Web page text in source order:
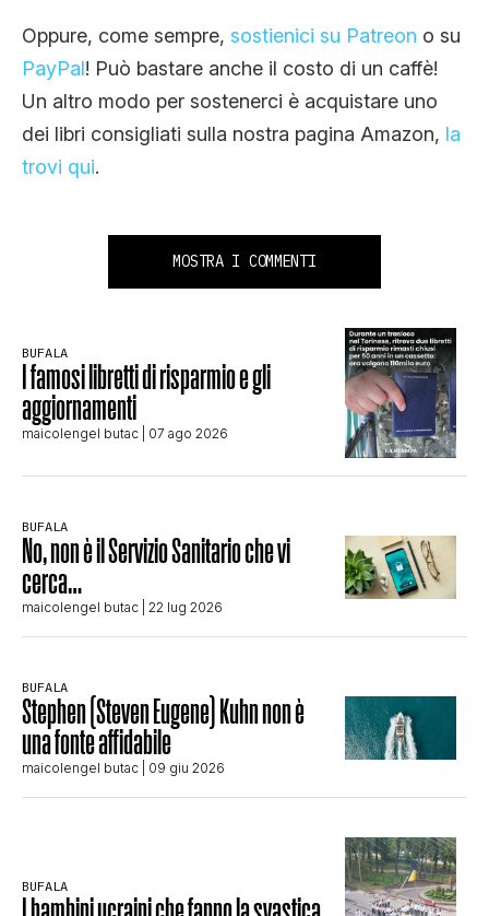
Oppure, come sempre, sostienici su Patreon o su
PayPal! Può bastare anche il costo di un caffè!
Un altro modo per sostenerci è acquistare uno
dei libri consigliati sulla nostra pagina Amazon, la
trovi qui.
MOSTRA I COMMENTI
BUFALA
I famosi libretti di risparmio e gli
aggiornamenti
maicolengel butac | 07 ago 2026
BUFALA
No, non è il Servizio Sanitario che vi
cerca…
maicolengel butac | 22 lug 2026
BUFALA
Stephen (Steven Eugene) Kuhn non è
una fonte affidabile
maicolengel butac | 09 giu 2026
BUFALA